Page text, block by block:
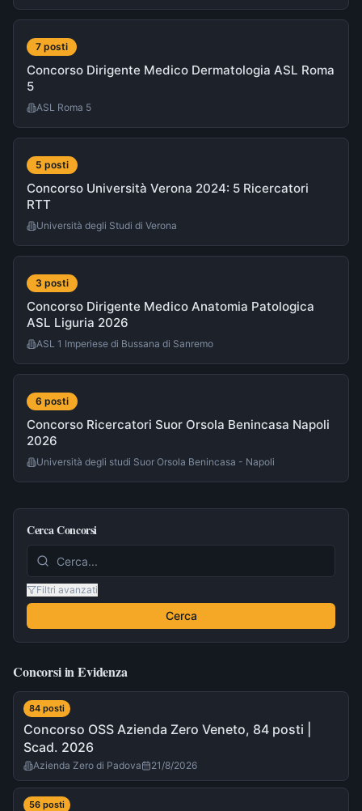
7 posti
Concorso Dirigente Medico Dermatologia ASL Roma
5
ASL Roma 5
5 posti
Concorso Università Verona 2024: 5 Ricercatori
RTT
Università degli Studi di Verona
3 posti
Concorso Dirigente Medico Anatomia Patologica
ASL Liguria 2026
ASL 1 Imperiese di Bussana di Sanremo
6 posti
Concorso Ricercatori Suor Orsola Benincasa Napoli
2026
Università degli studi Suor Orsola Benincasa - Napoli
Cerca Concorsi
Filtri avanzati
Cerca
Concorsi in Evidenza
84 posti
Concorso OSS Azienda Zero Veneto, 84 posti |
Scad. 2026
Azienda Zero di Padova 21/8/2026
56 posti